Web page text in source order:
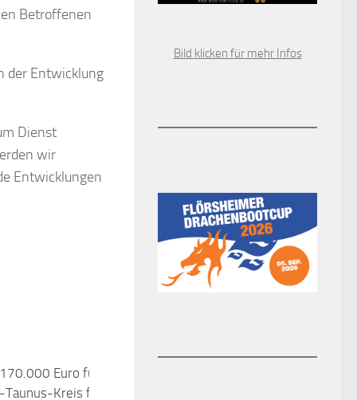
Betroffenen
der Entwicklung
Dienst
wir
Entwicklungen
Euro für Vereine –
Taunus-Kreis fördert im
Bild klicken für mehr Infos